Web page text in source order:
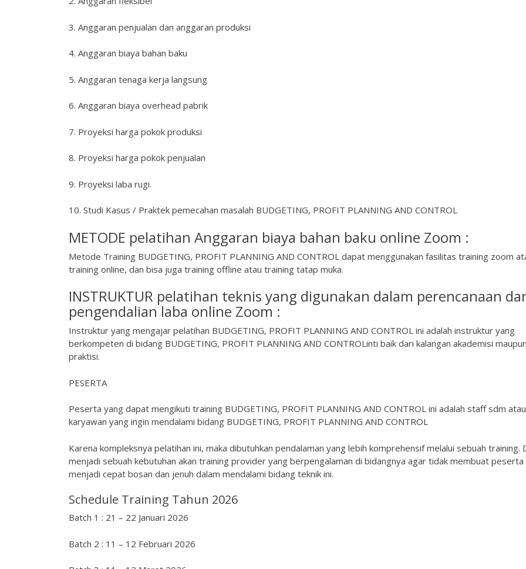
3. Anggaran penjualan dan anggaran produksi
4. Anggaran biaya bahan baku
5. Anggaran tenaga kerja langsung
6. Anggaran biaya overhead pabrik
7. Proyeksi harga pokok produksi
8. Proyeksi harga pokok penjualan
9. Proyeksi laba rugi.
10. Studi Kasus / Praktek pemecahan masalah BUDGETING, PROFIT PLANNING AND CONTROL
METODE pelatihan Anggaran biaya bahan baku online Zoom :
Metode Training BUDGETING, PROFIT PLANNING AND CONTROL dapat menggunakan fasilitas training zoom
training online, dan bisa juga training offline atau training tatap muka.
INSTRUKTUR pelatihan teknis yang digunakan dalam perencanaan
pengendalian laba online Zoom :
Instruktur yang mengajar pelatihan BUDGETING, PROFIT PLANNING AND CONTROL ini adalah instruktur yang
berkompeten di bidang BUDGETING, PROFIT PLANNING AND CONTROLinti baik dari kalangan akademisi
praktisi.
PESERTA
Peserta yang dapat mengikuti training BUDGETING, PROFIT PLANNING AND CONTROL ini adalah staff sdm atau
karyawan yang ingin mendalami bidang BUDGETING, PROFIT PLANNING AND CONTROL
Karena kompleksnya pelatihan ini, maka dibutuhkan pendalaman yang lebih komprehensif melalui sebuah training.
menjadi sebuah kebutuhan akan training provider yang berpengalaman di bidangnya agar tidak membuat peserta
menjadi cepat bosan dan jenuh dalam mendalami bidang teknik ini.
Schedule Training Tahun 2026
Batch 1 : 21 – 22 Januari 2026
Batch 2 : 11 – 12 Februari 2026